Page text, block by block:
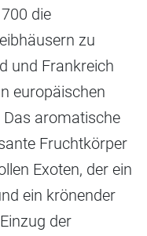
die
zu
und Frankreich
europäischen
aromatische
Fruchtkörper
Exoten, der ein
ein krönender
der